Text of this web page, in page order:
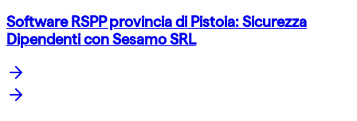
Software RSPP provincia di Pistoia: Sicurezza
Dipendenti con Sesamo SRL